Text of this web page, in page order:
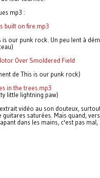
mp3 :
built on fire.mp3
is our punk rock. Un peu lent à
Over Smoldered Field
de This is our punk rock)
in the trees.mp3
little lightning paw)
vidéo au son douteux,
guitares saturées. Mais quand,
dans les mains, c'est pas mal,